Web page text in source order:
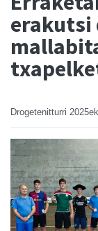
erakutsi
Drogetenitturri